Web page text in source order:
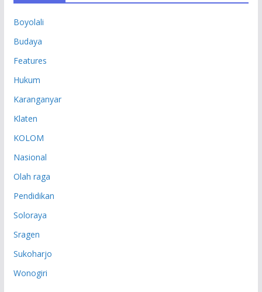
Boyolali
Budaya
Features
Hukum
Karanganyar
Klaten
KOLOM
Nasional
Olah raga
Pendidikan
Soloraya
Sragen
Sukoharjo
Wonogiri